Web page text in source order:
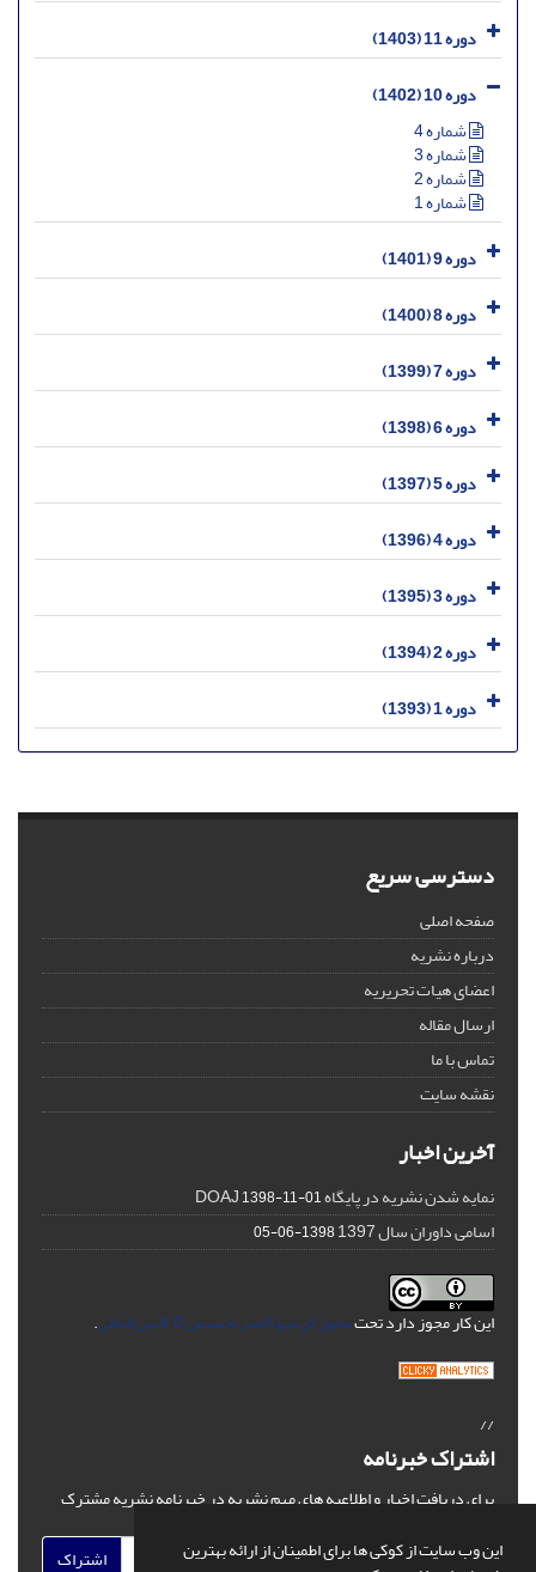
این وب سایت از کوکی ها برای اطمینان از ارائه بهترین
دوره 11 (1403)
دوره 10 (1402)
شماره 4
شماره 3
شماره 2
شماره 1
دوره 9 (1401)
دوره 8 (1400)
دوره 7 (1399)
دوره 6 (1398)
دوره 5 (1397)
دوره 4 (1396)
دوره 3 (1395)
دوره 2 (1394)
دوره 1 (1393)
دسترسی سریع
صفحه اصلی
درباره نشریه
اعضای هیات تحریریه
ارسال مقاله
تماس با ما
نقشه سایت
آخرین اخبار
نمایه شدن نشریه در پایگاه DOAJ1398-11-01
اسامی داوران سال 1397 1398-06-05
این کار مجوز دارد تحتمجوز کریتیو کامنز تخصیص 4.0 بین‌المللی .
//
اشتراک خبرنامه
برای دریافت اخبار و اطلاعیه های مهم نشریه در خبرنامه نشریه مشترک
اشتراک